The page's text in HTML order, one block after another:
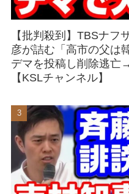
【批判殺到】TBSナフ
彦が詰む「高市の父は
デマを投稿し削除逃亡
【KSLチャンネル】